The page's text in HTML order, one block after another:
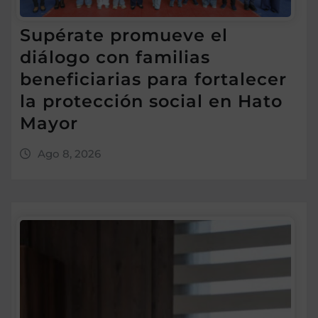
Supérate promueve el
diálogo con familias
beneficiarias para fortalecer
la protección social en Hato
Mayor
Ago 8, 2026